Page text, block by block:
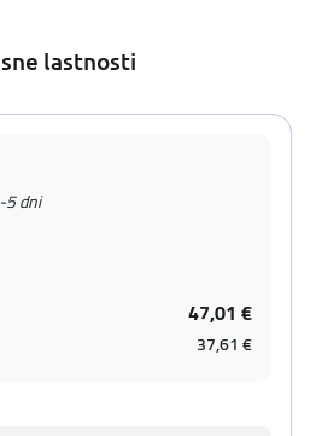
lastnosti
5 dni
47,01 €
37,61 €